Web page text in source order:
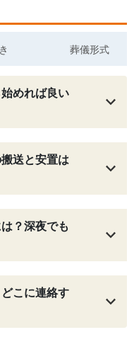
葬儀形式
めれば良い
送と安置は
？深夜でも
こに連絡す